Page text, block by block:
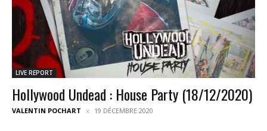
LIVE REPORT
Hollywood Undead : House Party (18/12/2020)
VALENTIN POCHART 19 DÉCEMBRE 2020